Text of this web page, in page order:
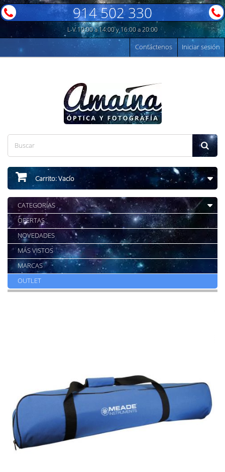
914 502 330
L-V 10:00 a 14:00 y 16:00 a 20:00
Iniciar sesión
Contáctenos
Carrito:Vacío
CATEGORÍAS
OFERTAS
NOVEDADES
MÁS VISTOS
MARCAS
OUTLET